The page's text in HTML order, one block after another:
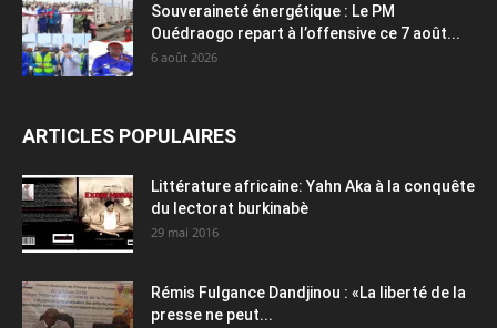
Souveraineté énergétique : Le PM
Ouédraogo repart à l’offensive ce 7 août...
6 août 2026
ARTICLES POPULAIRES
Littérature africaine: Yahn Aka à la conquête
du lectorat burkinabè
29 mai 2016
Rémis Fulgance Dandjinou : «La liberté de la
presse ne peut...